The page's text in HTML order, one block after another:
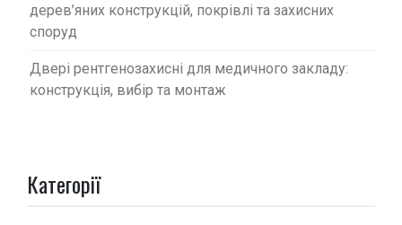
дерев’яних конструкцій, покрівлі та захисних
споруд
Двері рентгенозахисні для медичного закладу:
конструкція, вибір та монтаж
Категорії